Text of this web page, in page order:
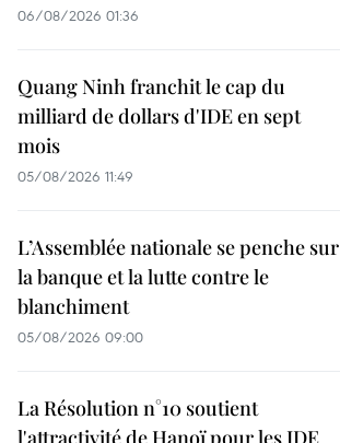
06/08/2026 01:36
Quang Ninh franchit le cap du
milliard de dollars d'IDE en sept
mois
05/08/2026 11:49
L’Assemblée nationale se penche sur
la banque et la lutte contre le
blanchiment
05/08/2026 09:00
La Résolution n°10 soutient